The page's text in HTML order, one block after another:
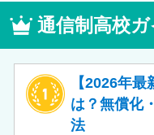
通信制高校
【2026年
は？無償化
法